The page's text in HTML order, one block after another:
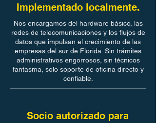
Implementado localmente.
Nos encargamos del hardware básico, las
redes de telecomunicaciones y los flujos de
datos que impulsan el crecimiento de las
empresas del sur de Florida. Sin trámites
administrativos engorrosos, sin técnicos
fantasma, solo soporte de oficina directo y
confiable.
Socio autorizado para